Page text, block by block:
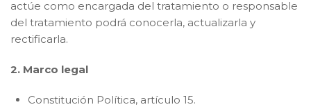
actúe como encargada del tratamiento o responsable
del tratamiento podrá conocerla, actualizarla y
rectificarla.
2. Marco legal
Constitución Política, artículo 15.